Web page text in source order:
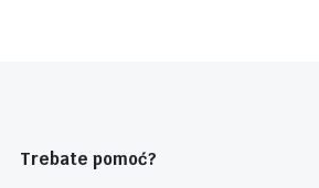
Trebate pomoć?